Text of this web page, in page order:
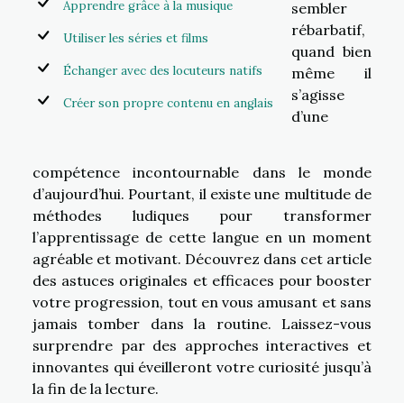
Apprendre grâce à la musique
Utiliser les séries et films
Échanger avec des locuteurs natifs
Créer son propre contenu en anglais
sembler
rébarbatif,
quand bien
même il
s’agisse
d’une
compétence incontournable dans le monde
d’aujourd’hui. Pourtant, il existe une multitude de
méthodes ludiques pour transformer
l’apprentissage de cette langue en un moment
agréable et motivant. Découvrez dans cet article
des astuces originales et efficaces pour booster
votre progression, tout en vous amusant et sans
jamais tomber dans la routine. Laissez-vous
surprendre par des approches interactives et
innovantes qui éveilleront votre curiosité jusqu’à
la fin de la lecture.